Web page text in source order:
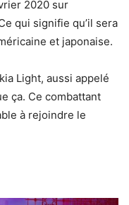
2020 sur
qui signifie qu’il sera
et japonaise.
Light, aussi appelé
ça. Ce combattant
à rejoindre le